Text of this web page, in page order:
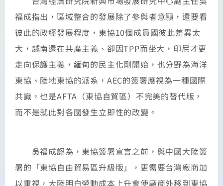
福成指出，區域整合的發展除了參與者意願，還要看
彼此的政經發展程度，東協10個成員國彼此差異太
大，越南還在共產主義、卻因TPP而坐大，印尼才更
走向保護主義，緬甸的民主化剛開始，也分野為海洋
東協、陸地東協的派系，AEC的簽署應視為一種國際
共識，也是AFTA（東協自貿區）不完美的替代版，
而不是就此對各國發生立即性的改變。
吳福成認為，東協簽署宣言之前，與中國大陸簽
署的「東協自由貿易區升級版」，更需要台灣廠商加
以重視，大陸明白勞動成本上升會使廠商外移到東協